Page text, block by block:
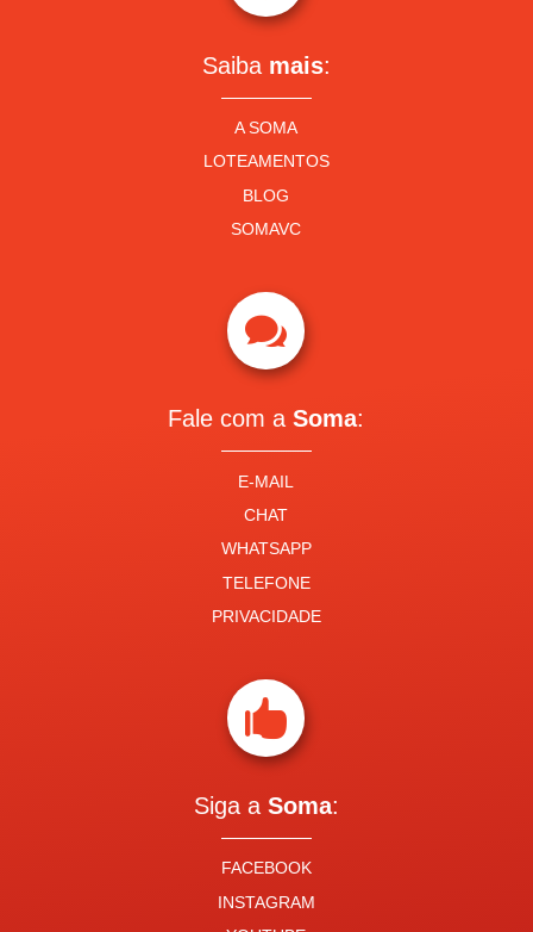
Saiba mais:
A SOMA
LOTEAMENTOS
BLOG
SOMAVC

Fale com aSoma:
E-MAIL
CHAT
WHATSAPP
TELEFONE
PRIVACIDADE

Siga a Soma:
FACEBOOK
INSTAGRAM